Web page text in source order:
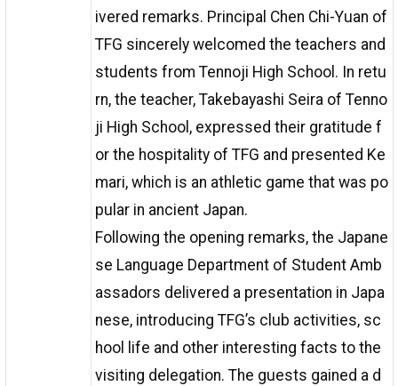
ivered remarks. Principal Chen Chi-Yuan of
TFG sincerely welcomed the teachers and
students from Tennoji High School. In retu
rn, the teacher, Takebayashi Seira of Tenno
ji High School, expressed their gratitude f
or the hospitality of TFG and presented Ke
mari, which is an athletic game that was po
pular in ancient Japan.
Following the opening remarks, the Japane
se Language Department of Student Amb
assadors delivered a presentation in Japa
nese, introducing TFG’s club activities, sc
hool life and other interesting facts to the
visiting delegation. The guests gained a d